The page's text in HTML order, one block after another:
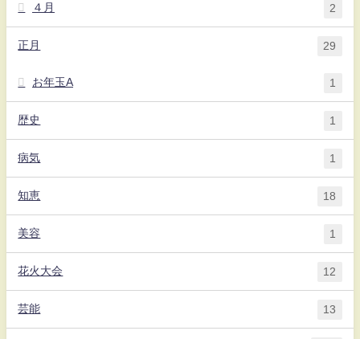
４月 2
正月 29
お年玉A 1
歴史 1
病気 1
知恵 18
美容 1
花火大会 12
芸能 13